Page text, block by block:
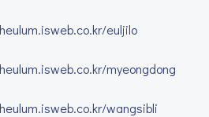
euljilo
myeongdong
wangsibli